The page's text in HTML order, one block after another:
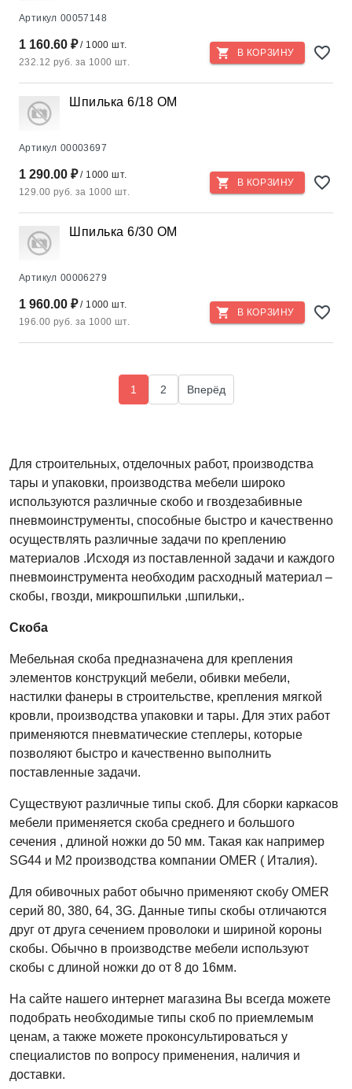
Артикул 00057148
1 160.60 ₽/ 1000 шт.
232.12 руб. за 1000 шт.
В КОРЗИНУ
Шпилька 6/18 OM
Артикул 00003697
1 290.00 ₽/ 1000 шт.
129.00 руб. за 1000 шт.
В КОРЗИНУ
Шпилька 6/30 ОМ
Артикул 00006279
1 960.00 ₽/ 1000 шт.
196.00 руб. за 1000 шт.
В КОРЗИНУ
1 2 Вперёд
Для строительных, отделочных работ, производства
тары и упаковки, производства мебели широко
используются различные скобо и гвоздезабивные
пневмоинструменты, способные быстро и качественно
осуществлять различные задачи по креплению
материалов .Исходя из поставленной задачи и каждого
пневмоинструмента необходим расходный материал –
скобы, гвозди, микрошпильки ,шпильки,.
Скоба
Мебельная скоба предназначена для крепления
элементов конструкций мебели, обивки мебели,
настилки фанеры в строительстве, крепления мягкой
кровли, производства упаковки и тары. Для этих работ
применяются пневматические степлеры, которые
позволяют быстро и качественно выполнить
поставленные задачи.
Существуют различные типы скоб. Для сборки каркасов
мебели применяется скоба среднего и большого
сечения , длиной ножки до 50 мм. Такая как например
SG44 и M2 производства компании OMER ( Италия).
Для обивочных работ обычно применяют скобу OMER
серий 80, 380, 64, 3G. Данные типы скобы отличаются
друг от друга сечением проволоки и шириной короны
скобы. Обычно в производстве мебели используют
скобы с длиной ножки до от 8 до 16мм.
На сайте нашего интернет магазина Вы всегда можете
подобрать необходимые типы скоб по приемлемым
ценам, а также можете проконсультироваться у
специалистов по вопросу применения, наличия и
доставки.